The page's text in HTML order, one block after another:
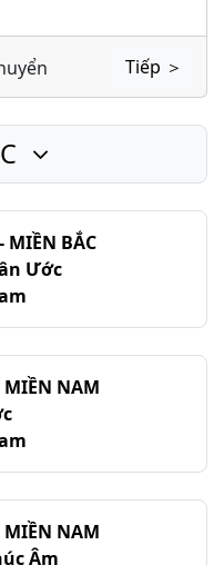
Tiếp ＞
MIỀN BẮC
Ước
NAM
NAM
Âm